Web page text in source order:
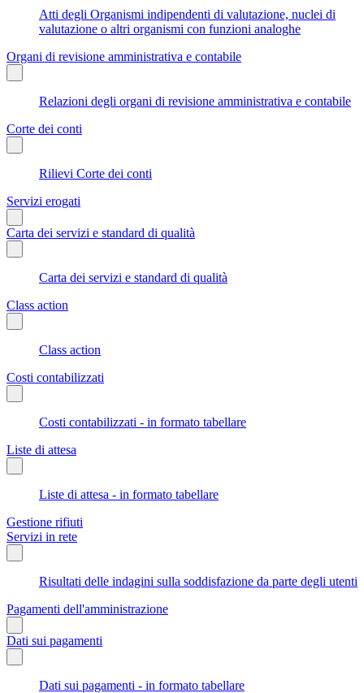
Atti degli Organismi indipendenti di valutazione, nuclei di
valutazione o altri organismi con funzioni analoghe
Organi di revisione amministrativa e contabile
Relazioni degli organi di revisione amministrativa e contabile
Corte dei conti
Rilievi Corte dei conti
Servizi erogati
Carta dei servizi e standard di qualità
Carta dei servizi e standard di qualità
Class action
Class action
Costi contabilizzati
Costi contabilizzati - in formato tabellare
Liste di attesa
Liste di attesa - in formato tabellare
Gestione rifiuti
Servizi in rete
Risultati delle indagini sulla soddisfazione da parte degli utenti
Pagamenti dell'amministrazione
Dati sui pagamenti
Dati sui pagamenti - in formato tabellare